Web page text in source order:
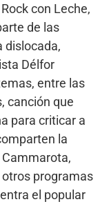
con Leche,
de las
dislocada,
Délfor
entre las
canción que
para criticar a
la
programas
el popular